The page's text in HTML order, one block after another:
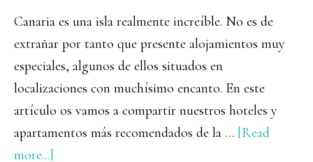
Canaria es una isla realmente increíble. No es de
extrañar por tanto que presente alojamientos muy
especiales, algunos de ellos situados en
localizaciones con muchísimo encanto. En este
artículo os vamos a compartir nuestros hoteles y
apartamentos más recomendados de la … [Read
more...]